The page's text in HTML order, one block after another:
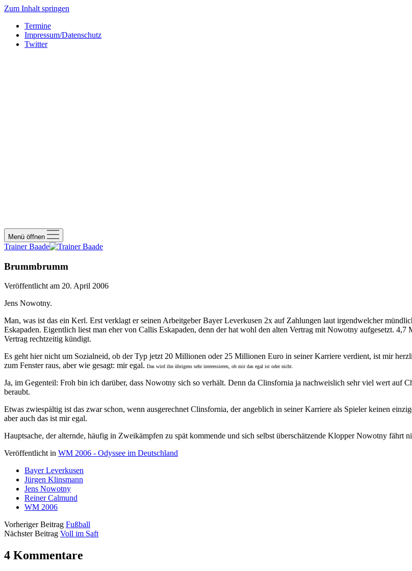
Zum Inhalt springen
Termine
Impressum/Datenschutz
Twitter
Menü öffnen
Trainer Baade
Brummbrumm
Veröffentlicht am 20. April 2006
Jens Nowotny.
Man, was ist das ein Kerl. Erst verklagt er seinen Arbeitgeber Bayer Leverkusen 2x auf Zahlungen laut irgendwelcher
Eskapaden. Eigentlich liest man eher von Callis Eskapaden, denn der hat wohl den alten Vertrag mit Nowotny aufgesetzt.
Vertrag rechtzeitig kündigt.
Es geht hier nicht um Sozialneid, ob der Typ jetzt 20 Millionen oder 25 Millionen Euro in seiner Karriere verdient, ist mir
zum Fenster raus, aber wie gesagt: mir egal. Das wird ihn übrigens sehr interessieren, ob mir das egal ist oder nicht.
Ja, im Gegenteil: Froh bin ich darüber, dass Nowotny sich so verhält. Denn da Clinsfornia ja nachweislich sehr viel wert auf
beraubt.
Etwas zwiespältig ist das zwar schon, wenn ausgerechnet Clinsfornia, der angeblich in seiner Karriere als Spieler keinen
aber auch das ist mir egal.
Hauptsache, der alternde, häufig in Zweikämpfen zu spät kommende und sich selbst überschätzende Klopper Nowotny
Veröffentlicht in WM 2006 - Odyssee im Deutschland
Bayer Leverkusen
Jürgen Klinsmann
Jens Nowotny
Reiner Calmund
WM 2006
Vorheriger Beitrag Fußball
Nächster Beitrag Voll im Saft
4 Kommentare